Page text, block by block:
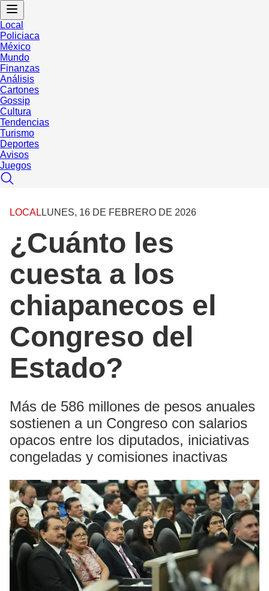
Local
Policiaca
México
Mundo
Finanzas
Análisis
Cartones
Gossip
Cultura
Tendencias
Turismo
Deportes
Avisos
Juegos
LOCAL LUNES, 16 DE FEBRERO DE 2026
¿Cuánto les
cuesta a los
chiapanecos el
Congreso del
Estado?
Más de 586 millones de pesos anuales
sostienen a un Congreso con salarios
opacos entre los diputados, iniciativas
congeladas y comisiones inactivas